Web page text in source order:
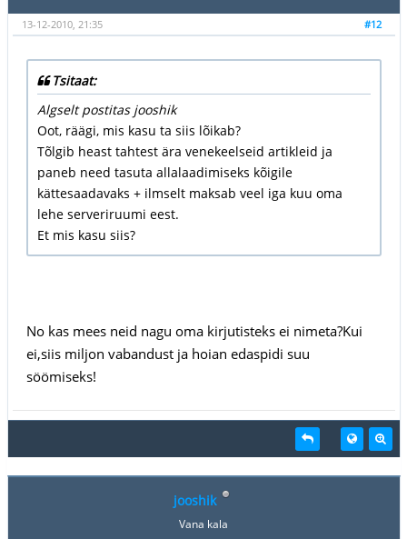
#12
13-12-2010, 21:35
Tsitaat:
Algselt postitas jooshik
Oot, räägi, mis kasu ta siis lõikab?
Tõlgib heast tahtest ära venekeelseid artikleid ja
paneb need tasuta allalaadimiseks kõigile
kättesaadavaks + ilmselt maksab veel iga kuu oma
lehe serveriruumi eest.
Et mis kasu siis?
No kas mees neid nagu oma kirjutisteks ei nimeta?Kui
ei,siis miljon vabandust ja hoian edaspidi suu
söömiseks!
jooshik
Vana kala